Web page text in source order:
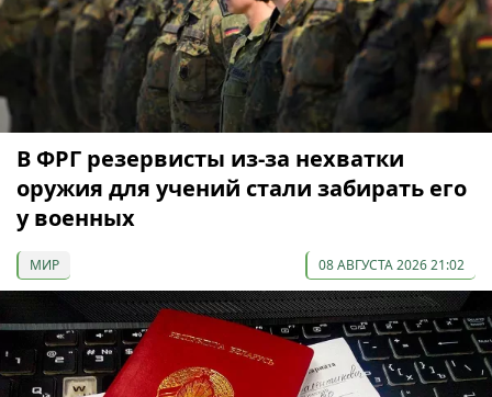
В ФРГ резервисты из-за нехватки
оружия для учений стали забирать его
у военных
МИР 08 АВГУСТА 2026 21:02